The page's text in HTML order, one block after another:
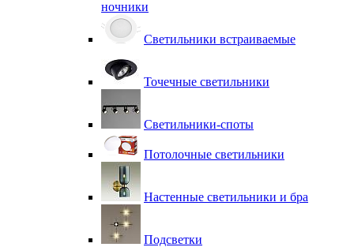
ночники
Светильники встраиваемые
Точечные светильники
Светильники-споты
Потолочные светильники
Настенные светильники и бра
Подсветки